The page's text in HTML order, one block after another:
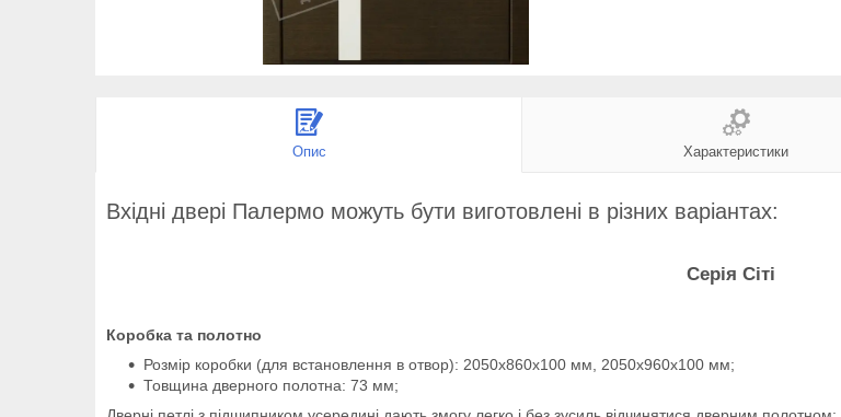
Опис Характеристики
Вхідні двері Палермо можуть бути виготовлені в різних варіантах:
Серія Сіті
Коробка та полотно
Розмір коробки (для встановлення в отвор): 2050х860х100 мм, 2050х960х100 мм;
Товщина дверного полотна: 73 мм;